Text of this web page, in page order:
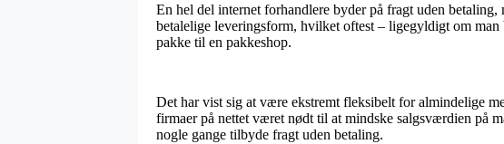
En hel del internet forhandlere byder på fragt uden
betalelige leveringsform, hvilket oftest – ligegyldigt om
pakke til en pakkeshop.
Det har vist sig at være ekstremt fleksibelt for almindelige
firmaer på nettet været nødt til at mindske salgsværdien på
nogle gange tilbyde fragt uden betaling.